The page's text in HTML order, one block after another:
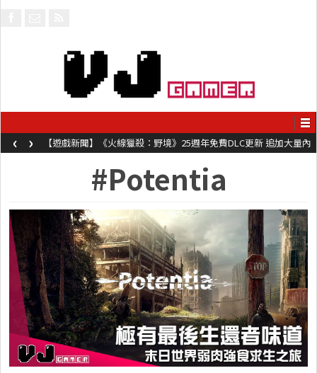
【遊戲新聞】《火線獵殺：野境》25週年免費DLC更新 追加大量內
容同時系舊作限時超平價折扣
‹ ›
#Potentia